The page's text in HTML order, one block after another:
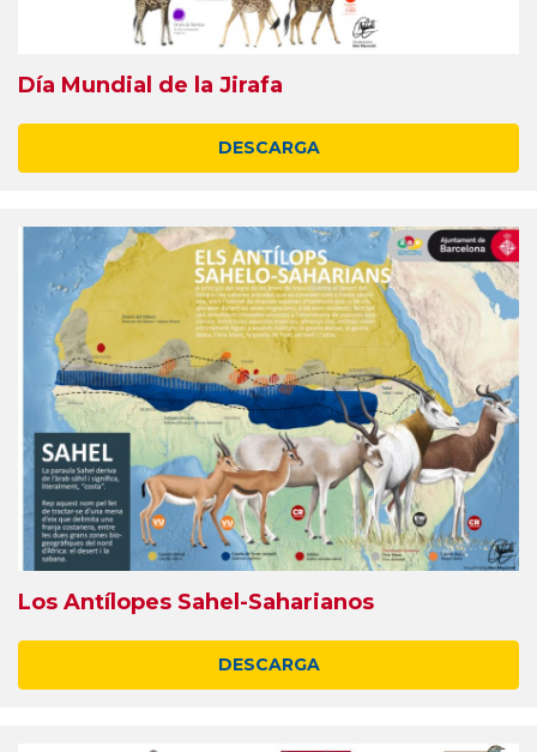
Día Mundial de la Jirafa
DESCARGA
Los Antílopes Sahel-Saharianos
DESCARGA